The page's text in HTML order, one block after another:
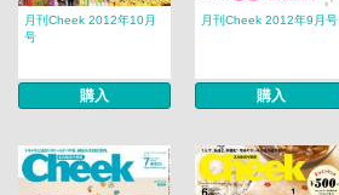
月刊Cheek 2012年10月
号
購入
月刊Cheek 2012年9月号
購入